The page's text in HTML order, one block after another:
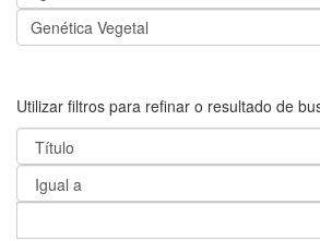
Utilizar filtros para refinar o resultado de